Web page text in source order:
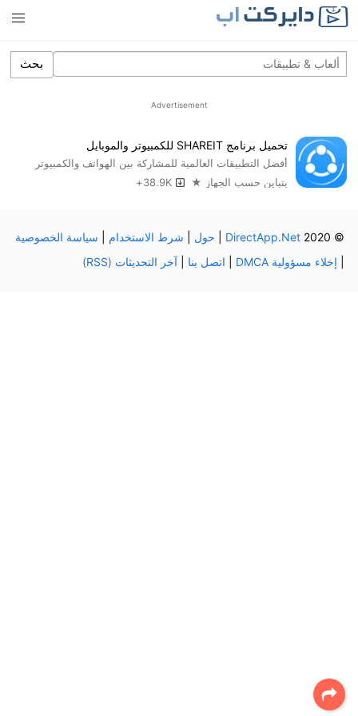
بحث
Advertisement
تحميل برنامج SHAREIT للكمبيوتر والموبايل
أفضل التطبيقات العالمية للمشاركة بين الهواتف والكمبيوتر
يتباين حسب الجهاز ★
38.9K+
© 2020
DirectApp.Net حول شرط الاستخدام
سياسة الخصوصية
إخلاء مسؤولية DMCA اتصل بنا |آخر التحديثات (RSS)